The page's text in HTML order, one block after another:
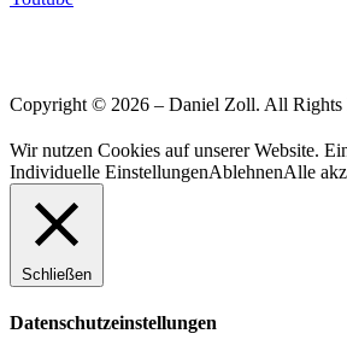
Copyright © 2026 – Daniel Zoll. All Rights
Wir nutzen Cookies auf unserer Website.
Individuelle EinstellungenAblehnenAlle
Schließen
Datenschutzeinstellungen